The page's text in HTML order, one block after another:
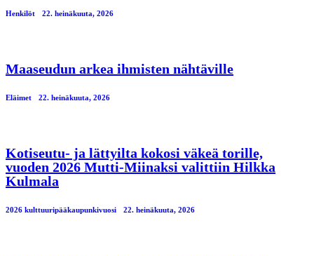
Henkilöt 22. heinäkuuta, 2026
Maaseudun arkea ihmisten nähtäville
Eläimet 22. heinäkuuta, 2026
Kotiseutu- ja lättyilta kokosi väkeä torille,
vuoden 2026 Mutti-Miinaksi valittiin Hilkka
Kulmala
2026 kulttuuripääkaupunkivuosi 22. heinäkuuta, 2026